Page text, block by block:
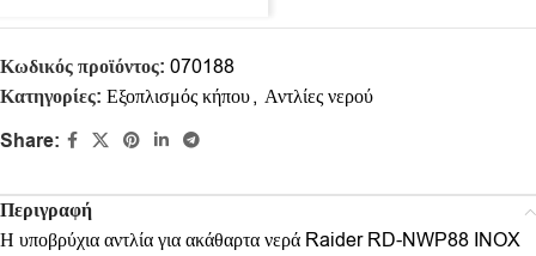
Κωδικός προϊόντος: 070188
Κατηγορίες: Εξοπλισμός κήπου, Αντλίες νερού
Share:
Περιγραφή
Η υποβρύχια αντλία για ακάθαρτα νερά Raider RD-NWP88 INOX